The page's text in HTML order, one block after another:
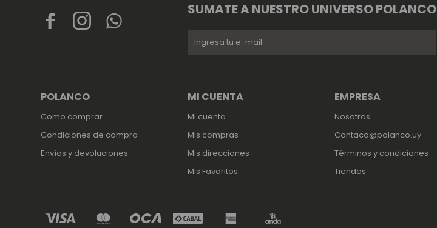
  
EMPRESA
Nosotros
Contaco@polanco.uy
Términos y condiciones
Tiendas
POLANCO
Como comprar
Condiciones de compra
Envíos y devoluciones
MI CUENTA
Mi cuenta
Mis compras
Mis direcciones
Mis Favoritos
SUMATE A NUESTRO UNIVERSO POLANCO